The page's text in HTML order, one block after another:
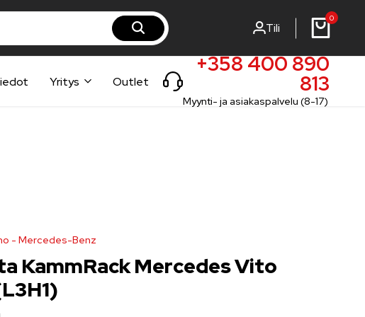
Tili
0
Yritys Outlet
+358 400 890
813
Myynti- ja asiakaspalvelu (8-17)
- Mercedes-Benz
KammRack Mercedes Vito